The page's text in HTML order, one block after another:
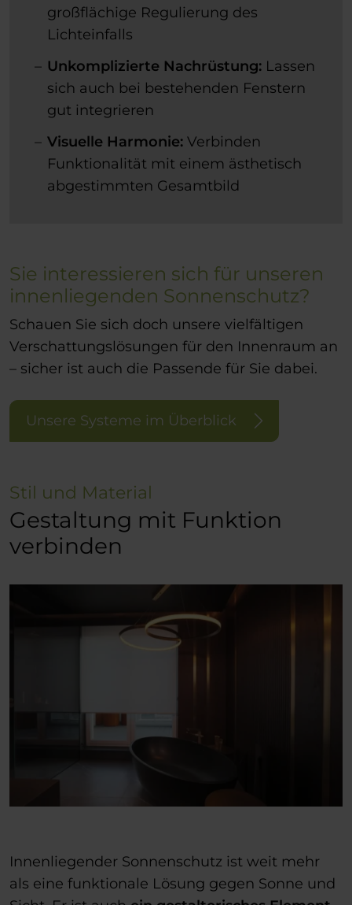
großflächige Regulierung des
Lichteinfalls
Unkomplizierte Nachrüstung: Lassen
sich auch bei bestehenden Fenstern
gut integrieren
Visuelle Harmonie: Verbinden
Funktionalität mit einem ästhetisch
abgestimmten Gesamtbild
Sie interessieren sich für unseren
innenliegenden Sonnenschutz?
Schauen Sie sich doch unsere vielfältigen
Verschattungslösungen für den Innenraum an
– sicher ist auch die Passende für Sie dabei.
Unsere Systeme im Überblick
Stil und Material
Gestaltung mit Funktion
verbinden
Innenliegender Sonnenschutz ist weit mehr
als eine funktionale Lösung gegen Sonne und